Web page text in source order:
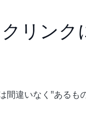
リンク
違いなく"あるもの